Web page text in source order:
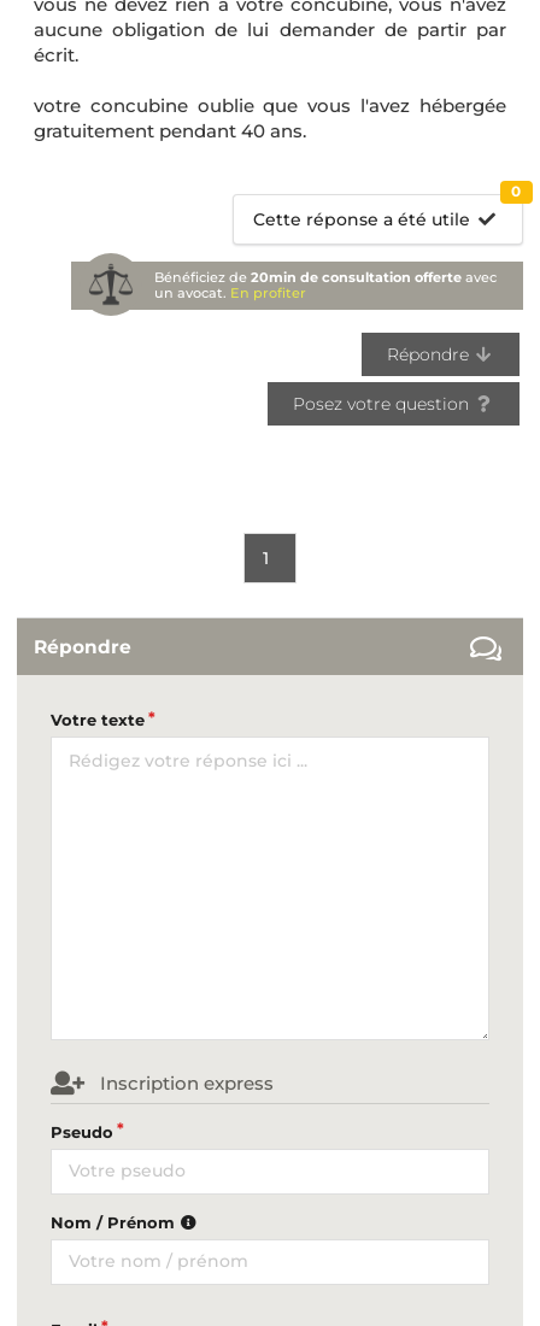
aucune obligation de lui demander de partir par
écrit.
votre concubine oublie que vous l'avez hébergée
gratuitement pendant 40 ans.
Cette réponse a été utile
0
Bénéficiez de20min de consultation offerte avec
un avocat. En profiter
Répondre
Posez votre question
1
Répondre
Votre texte
Inscription express
Pseudo
Nom / Prénom